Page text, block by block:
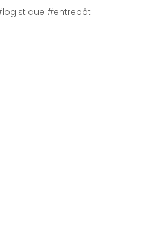
#entrepôt